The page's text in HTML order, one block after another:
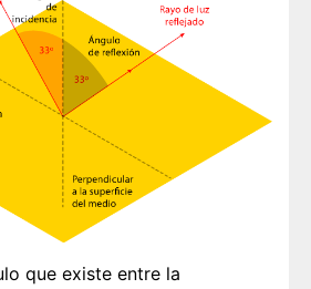
que existe entre la